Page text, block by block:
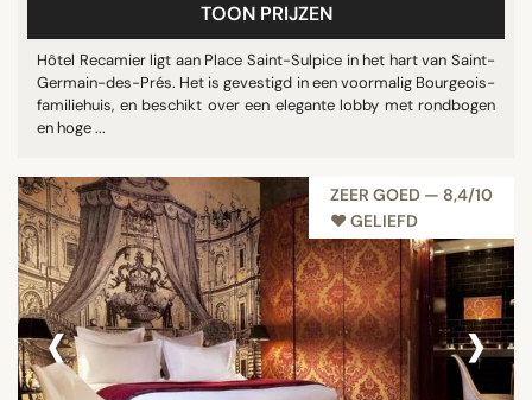
TOON PRIJZEN
Hôtel Recamier ligt aan Place Saint-Sulpice in het hart van Saint-
Germain-des-Prés. Het is gevestigd in een voormalig Bourgeois-
familiehuis, en beschikt over een elegante lobby met rondbogen
en hoge ...
ZEER GOED — 8,4/10
♥︎ GELIEFD
‹ ›